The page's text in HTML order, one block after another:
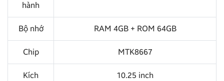
hành
Bộ nhớ RAM 4GB + ROM 64GB
Chip MTK8667
Kích
10.25 inch